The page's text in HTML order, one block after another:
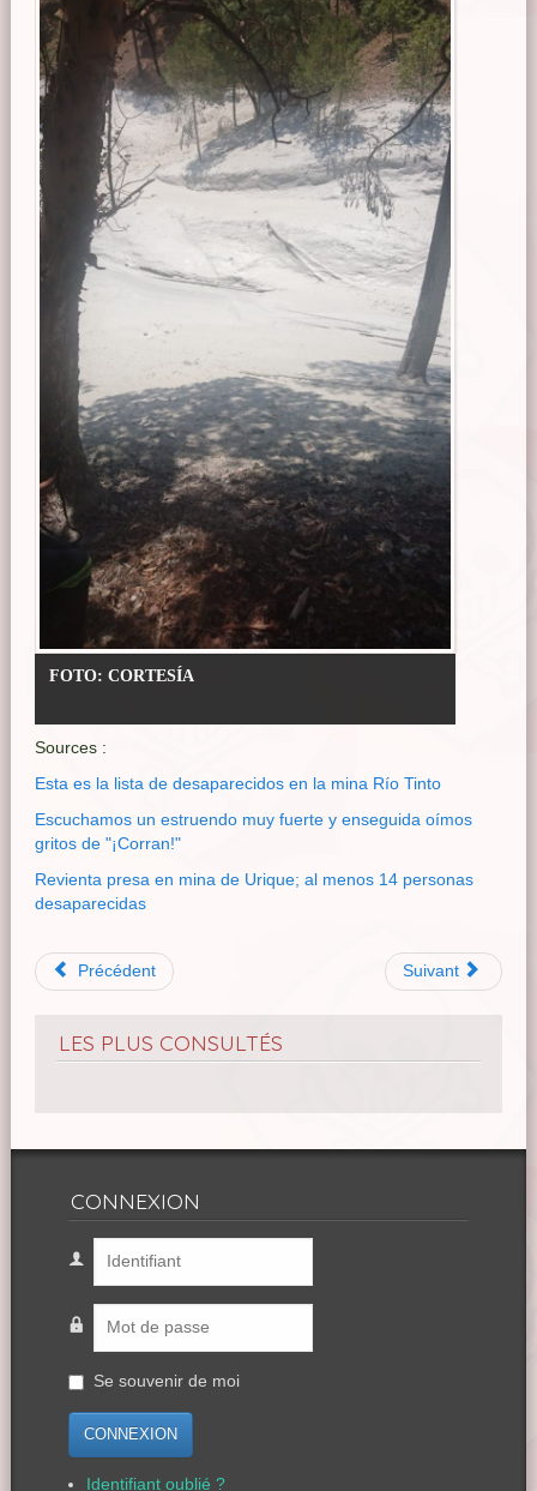
FOTO: CORTESÍA
Sources :
Esta es la lista de desaparecidos en la mina Río Tinto
Escuchamos un estruendo muy fuerte y enseguida oímos
gritos de "¡Corran!"
Revienta presa en mina de Urique; al menos 14 personas
desaparecidas
Précédent Suivant
LES PLUS CONSULTÉS
CONNEXION
Se souvenir de moi
CONNEXION
Identifiant oublié ?